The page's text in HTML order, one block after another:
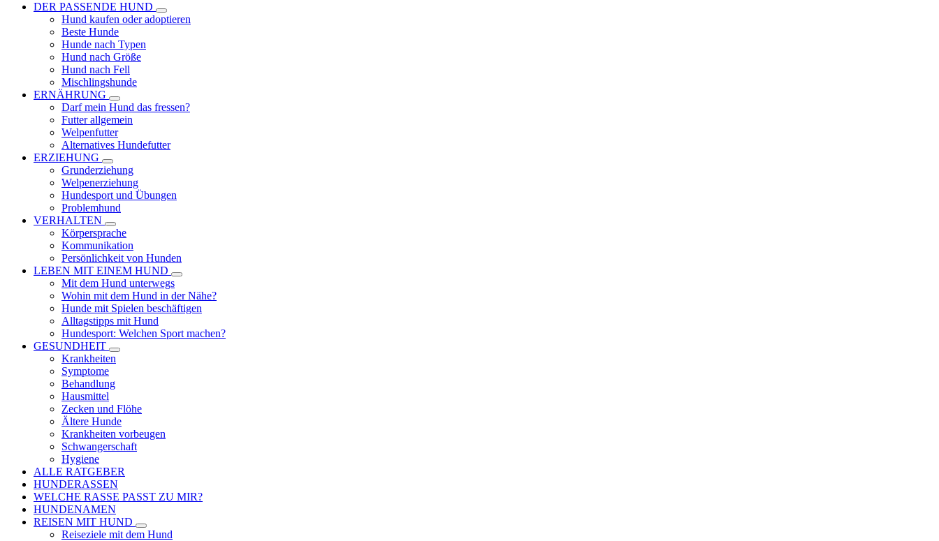
DER PASSENDE HUND
Hund kaufen oder adoptieren
Beste Hunde
Hunde nach Typen
Hund nach Größe
Hund nach Fell
Mischlingshunde
ERNÄHRUNG
Darf mein Hund das fressen?
Futter allgemein
Welpenfutter
Alternatives Hundefutter
ERZIEHUNG
Grunderziehung
Welpenerziehung
Hundesport und Übungen
Problemhund
VERHALTEN
Körpersprache
Kommunikation
Persönlichkeit von Hunden
LEBEN MIT EINEM HUND
Mit dem Hund unterwegs
Wohin mit dem Hund in der Nähe?
Hunde mit Spielen beschäftigen
Alltagstipps mit Hund
Hundesport: Welchen Sport machen?
GESUNDHEIT
Krankheiten
Symptome
Behandlung
Hausmittel
Zecken und Flöhe
Ältere Hunde
Krankheiten vorbeugen
Schwangerschaft
Hygiene
ALLE RATGEBER
HUNDERASSEN
WELCHE RASSE PASST ZU MIR?
HUNDENAMEN
REISEN MIT HUND
Reiseziele mit dem Hund